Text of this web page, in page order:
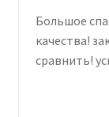
Большое
качества!
сравнить!